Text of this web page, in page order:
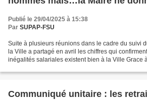
moyens de les corriger !
Publié le 29/04/2025 à 15:38
Par SUPAP-FSU
Suite à plusieurs réunions dans le cadre du suivi
la Ville a partagé en avril les chiffres qui
inégalités salariales existent bien à la Ville Grace
Communiqué unitaire : les